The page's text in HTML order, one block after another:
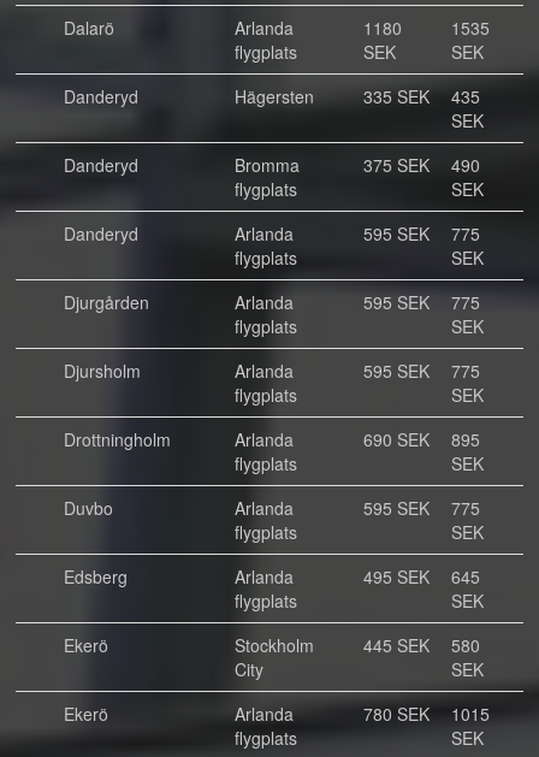
Dalarö
Arlanda
flygplats
1180
SEK
1535
SEK
Danderyd
Hägersten 335 SEK
435
SEK
Danderyd
Bromma
flygplats
375 SEK
490
SEK
Danderyd
Arlanda
flygplats
595 SEK
775
SEK
Djurgården
Arlanda
flygplats
595 SEK
775
SEK
Djursholm
Arlanda
flygplats
595 SEK
775
SEK
Drottningholm
Arlanda
flygplats
690 SEK
895
SEK
Duvbo
Arlanda
flygplats
595 SEK
775
SEK
Edsberg
Arlanda
flygplats
495 SEK
645
SEK
Ekerö
Stockholm
City
445 SEK
580
SEK
Ekerö
Arlanda
flygplats
780 SEK
1015
SEK